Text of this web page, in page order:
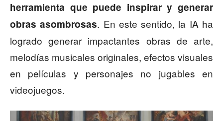
herramienta que puede inspirar y generar
obras asombrosas. En este sentido, la IA ha
logrado generar impactantes obras de arte,
melodías musicales originales, efectos visuales
en películas y personajes no jugables en
videojuegos.